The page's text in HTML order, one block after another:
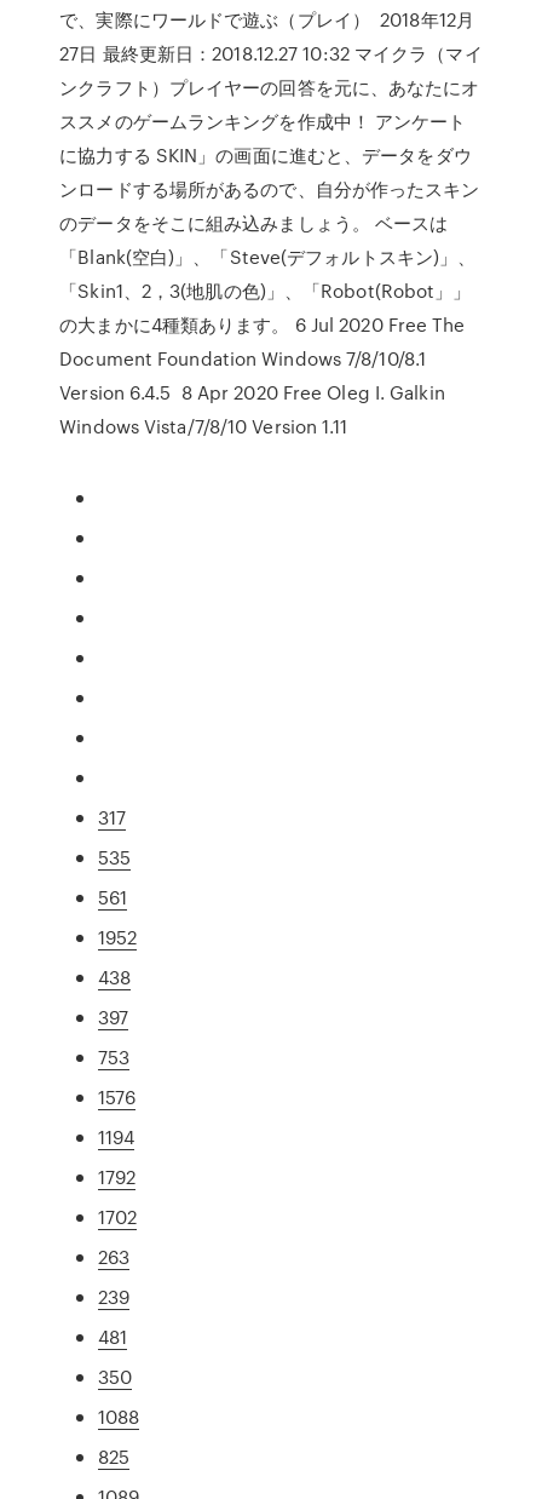
で、実際にワールドで遊ぶ（プレイ） 2018年12月
27日 最終更新日：2018.12.27 10:32 マイクラ（マイ
ンクラフト）プレイヤーの回答を元に、あなたにオ
ススメのゲームランキングを作成中！ アンケート
に協力する SKIN」の画面に進むと、データをダウ
ンロードする場所があるので、自分が作ったスキン
のデータをそこに組み込みましょう。 ベースは
「Blank(空白)」、「Steve(デフォルトスキン)」、
「Skin1、2，3(地肌の色)」、「Robot(Robot」」
の大まかに4種類あります。 6 Jul 2020 Free The
Document Foundation Windows 7/8/10/8.1
Version 6.4.5 8 Apr 2020 Free Oleg I. Galkin
Windows Vista/7/8/10 Version 1.11
317
535
561
1952
438
397
753
1576
1194
1792
1702
263
239
481
350
1088
825